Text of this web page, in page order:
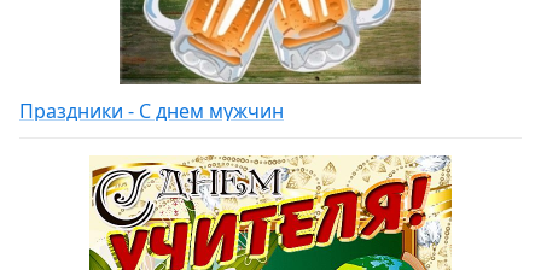
Праздники - С днем мужчин